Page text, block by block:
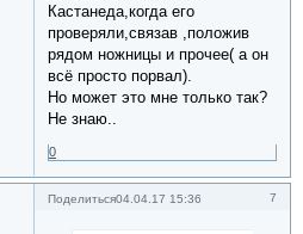
Кастанеда,когда его
проверяли,связав ,положив
рядом ножницы и прочее( а он
всё просто порвал).
Но может это мне только так?
Не знаю..
0
Поделиться 7
04.04.17 15:36